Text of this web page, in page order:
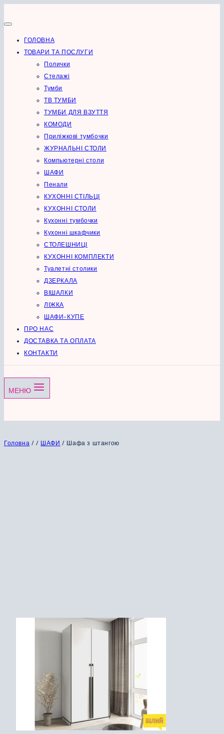
до
ГОЛОВНА
ТОВАРИ ТА ПОСЛУГИ
Полички
Стелажі
Тумби
ТВ ТУМБИ
ТУМБИ ДЛЯ ВЗУТТЯ
КОМОДИ
Приліжкові тумбочки
ЖУРНАЛЬНІ СТОЛИ
Компьютерні столи
ШАФИ
Пенали
КУХОННІ СТІЛЬЦІ
КУХОННІ СТОЛИ
Кухонні тумбочки
Кухонні шкафчики
СТОЛЕШНИЦІ
КУХОННІ КОМПЛЕКТИ
Туалетні столики
ДЗЕРКАЛА
ВІШАЛКИ
ЛІЖКА
ШАФИ-КУПЕ
ПРО НАС
ДОСТАВКА ТА ОПЛАТА
КОНТАКТИ
МЕНЮ
Головна / / ШАФИ / Шафа з штангою